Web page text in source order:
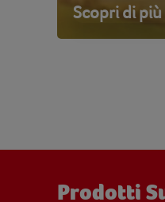
Scopri di più
Prodotti